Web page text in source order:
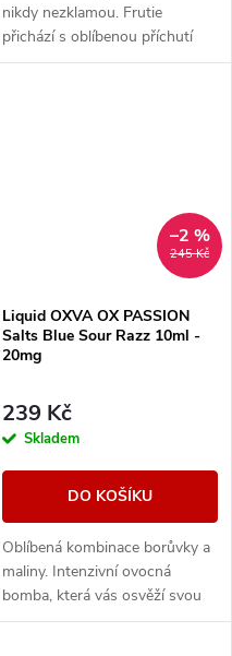
nikdy nezklamou. Frutie
přichází s oblíbenou příchutí
borůvek, která vám prostě
245 Kč
–2 %
Liquid OXVA OX PASSION
Salts Blue Sour Razz 10ml -
20mg
239 Kč
Skladem
DO KOŠÍKU
Oblíbená kombinace borůvky a
maliny. Intenzivní ovocná
bomba, která vás osvěží svou
ostrou, šťavnatou chutí a